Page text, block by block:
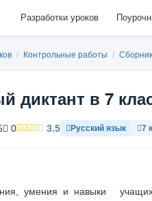
Разработки уроков
/ Контрольные работы /
диктант в 7
0 3.5 Русский язык 7
умения и навыки